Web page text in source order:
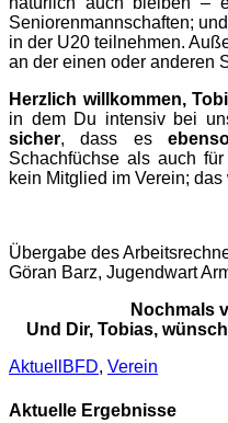
Seniorenmannschaften;
in der U20 teilnehmen.
an der einen oder anderen
Herzlich willkommen,
in dem Du intensiv bei
sicher, dass es
Schachfüchse als auch
kein Mitglied im Verein;
Übergabe des
Göran Barz, Jugendwart
Nochmals
Und Dir, Tobias,
Kategorien
Aktuell Schlagworte
BFD, Verein
Aktuelle Ergebnisse